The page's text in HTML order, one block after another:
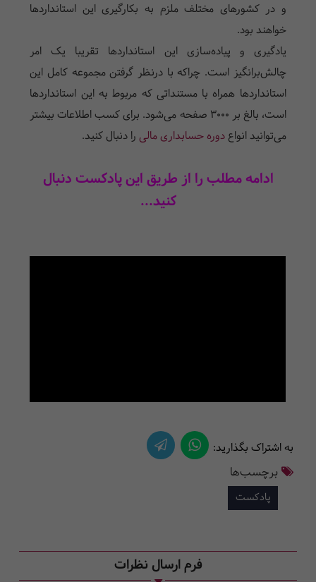
و در کشورهای مختلف ملزم به بکارگیری این استانداردها
خواهند بود.
یادگیری و پیاده‌سازی این استانداردها تقریبا یک امر
چالش‌برانگیز است. چراکه با درنظر گرفتن مجموعه کامل این
استانداردها همراه با مستنداتی که مربوط به این استانداردها
است، بالغ بر 3000 صفحه می‌شود. برای کسب اطلاعات بیشتر
می‌توانید انواعدوره حسابداری مالی را دنبال کنید.
ادامه مطلب را از طریق این پادکست دنبال
کنید...
به اشتراک بگذارید:
برچسب‌ها
پادکست
فرم ارسال نظرات